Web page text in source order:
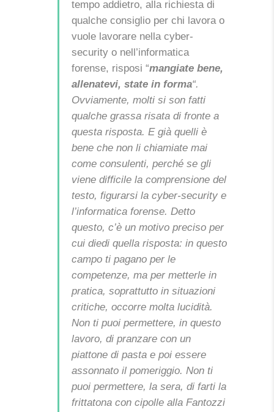
tempo addietro, alla richiesta di
qualche consiglio per chi lavora o
vuole lavorare nella cyber-
security o nell’informatica
forense, risposi “mangiate bene,
allenatevi, state in forma“.
Ovviamente, molti si son fatti
qualche grassa risata di fronte a
questa risposta. E già quelli è
bene che non li chiamiate mai
come consulenti, perché se gli
viene difficile la comprensione del
testo, figurarsi la cyber-security e
l’informatica forense. Detto
questo, c’è un motivo preciso per
cui diedi quella risposta: in questo
campo ti pagano per le
competenze, ma per metterle in
pratica, soprattutto in situazioni
critiche, occorre molta lucidità.
Non ti puoi permettere, in questo
lavoro, di pranzare con un
piattone di pasta e poi essere
assonnato il pomeriggio. Non ti
puoi permettere, la sera, di farti la
frittatona con cipolle alla Fantozzi